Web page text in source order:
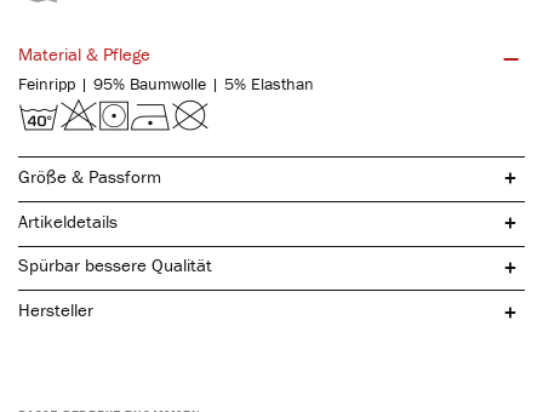
Material & Pflege
Feinripp | 95% Baumwolle | 5% Elasthan
Größe & Passform
Artikeldetails
Spürbar bessere Qualität
Hersteller